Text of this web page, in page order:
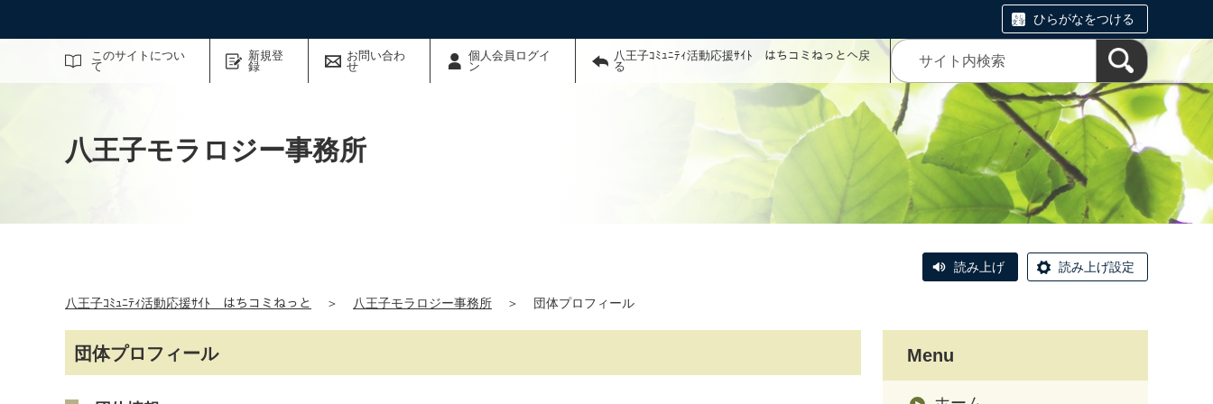
ひらがなをつける
このサイトについ
て
新規登
録
お問い合わ
せ
個人会員ログイ
ン
八王子ｺﾐｭﾆﾃｨ活動応援ｻｲﾄ はちコミねっとへ戻
る
サイト内検索
八王子モラロジー事務所
読み上げ 読み上げ設定
八王子ｺﾐｭﾆﾃｨ活動応援ｻｲﾄ はちコミねっと ＞ 八王子モラロジー事務所 ＞ 団体プロフィール
団体プロフィール Menu